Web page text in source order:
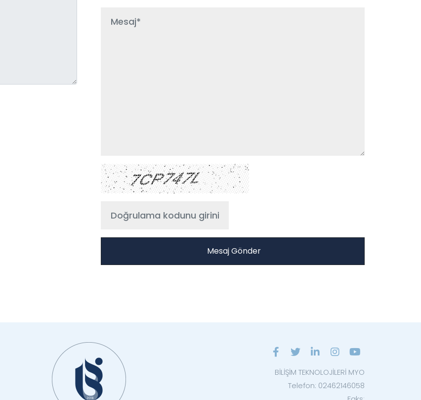
BİLİŞİM TEKNOLOJİLERİ MYO
Telefon: 02462146058